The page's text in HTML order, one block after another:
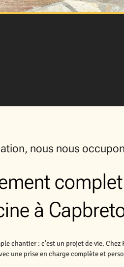
nous nous
à
chantier : c’est un projet de vie. Chez
une prise en charge complète et